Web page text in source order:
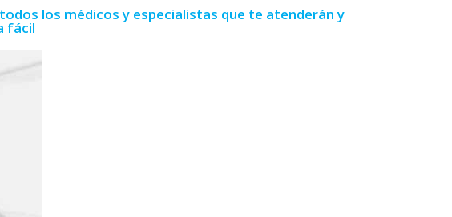
los médicos y especialistas que te atenderán y
fácil